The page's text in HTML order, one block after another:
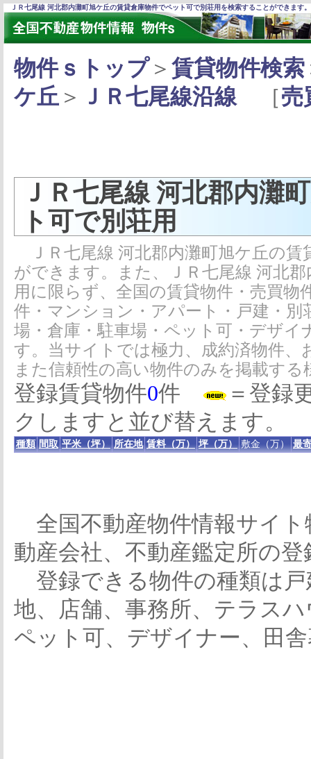
ＪＲ七尾線 河北郡内灘町旭ケ丘の賃貸倉庫物件でペット可で別荘用を検索することができます。
物件ｓトップ＞ 賃貸物件検索
ケ丘 ＞ ＪＲ七尾線沿線［売
ＪＲ七尾線 河北郡内灘
ト可で別荘用
ＪＲ七尾線 河北郡内灘町旭ケ丘の賃
ができます。また、ＪＲ七尾線 河北
用に限らず、全国の賃貸物件・売買物
件・マンション・アパート・戸建・
場・倉庫・駐車場・ペット可・デザ
す。当サイトでは極力、成約済物件
また信頼性の高い物件のみを掲載す
登録賃貸物件0件
＝登録
クしますと並び替えます。
種類 間取 平米（坪） 所在地 賃料（万） 坪（万） 敷金（万） 最
全国不動産物件情報サイト
動産会社、不動産鑑定所の
登録できる物件の種類は
地、店舗、事務所、テラス
ペット可、デザイナー、田